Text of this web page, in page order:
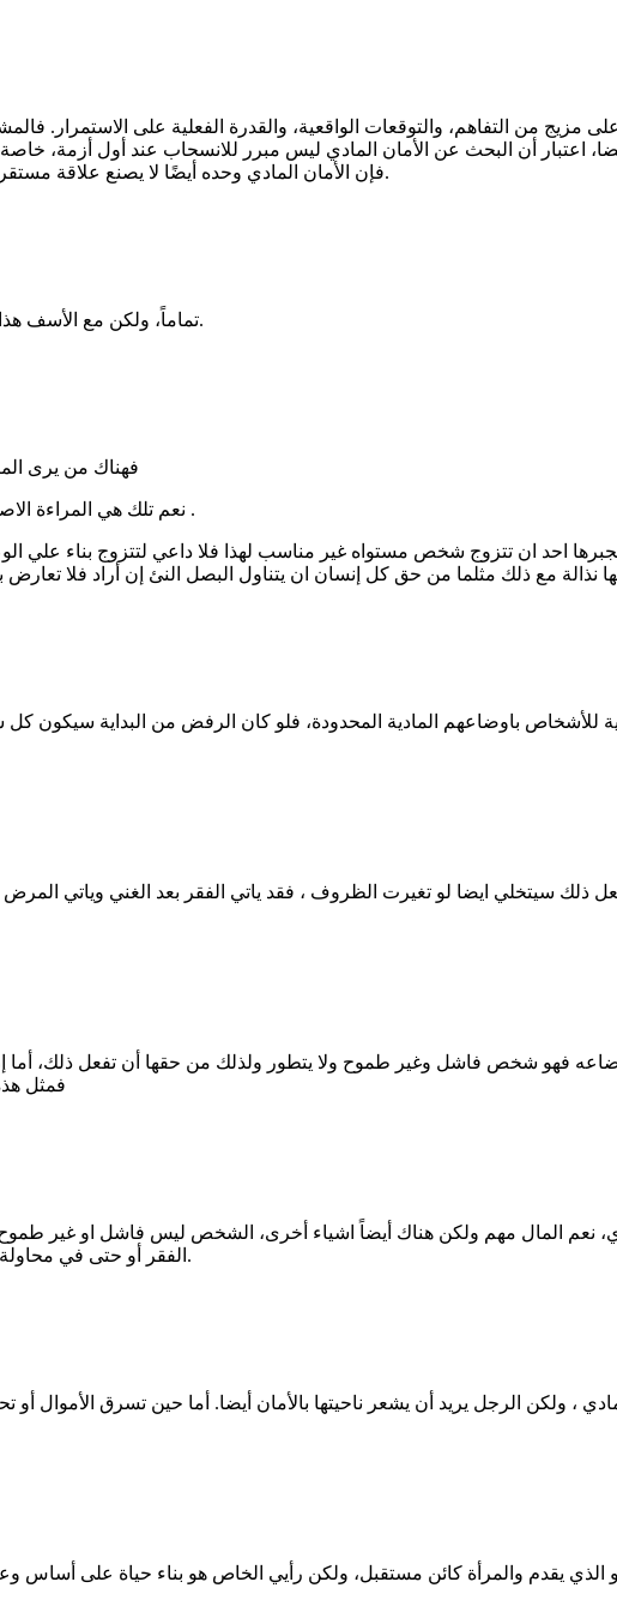
مزيج من التفاهم، والتوقعات الواقعية، والقدرة الفعلية على الاستمرار.
اعتبار أن البحث عن الأمان المادي ليس مبرر للانسحاب عند أول أزمة،
فإن الأمان المادي وحده أيضًا لا يصنع علاقة مستقرة، لأن غياب التوافق والدعم المتبادل قد يؤدي في النهاية إلى نفس النتيجة.
تماماً، ولكن مع الأسف هذا الانسحاب تم بسبب عدم الرضا من البداية واختلاف الأولويات لكل شخص.
فهناك من يرى
نعم تلك هي المراءة الاصيله وهذا هو الرجل الاصيل أيضا برغم أن المجتمع يبرر للرجال النذاله احيانا .
احد ان تتزوج شخص مستواه غير مناسب لهذا فلا داعي لتتزوج بناء علي
للأشخاص باوضاعهم المادية المحدودة، فلو كان الرفض من البداية سيكون
ذلك سيتخلي ايضا لو تغيرت الظروف ، فقد ياتي الفقر بعد الغني وياتي
فهو شخص فاشل وغير طموح ولا يتطور ولذلك من حقها أن تفعل ذلك، أما إن
فمثل
نعم المال مهم ولكن هناك أيضاً اشياء أخرى، الشخص ليس فاشل او غير
الفقر أو حتى في محاولة تحسين الظروف، التي قد تتصادف فيما بعد بأزمة أخرى وهو أمر وارد جداً.
، ولكن الرجل يريد أن يشعر ناحيتها بالأمان أيضا. أما حين تسرق